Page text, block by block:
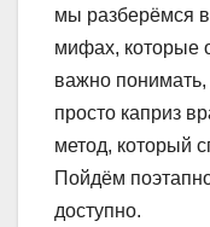
мы разберёмся в
мифах, которые
важно понимать,
просто каприз
метод, который
Пойдём
доступно.